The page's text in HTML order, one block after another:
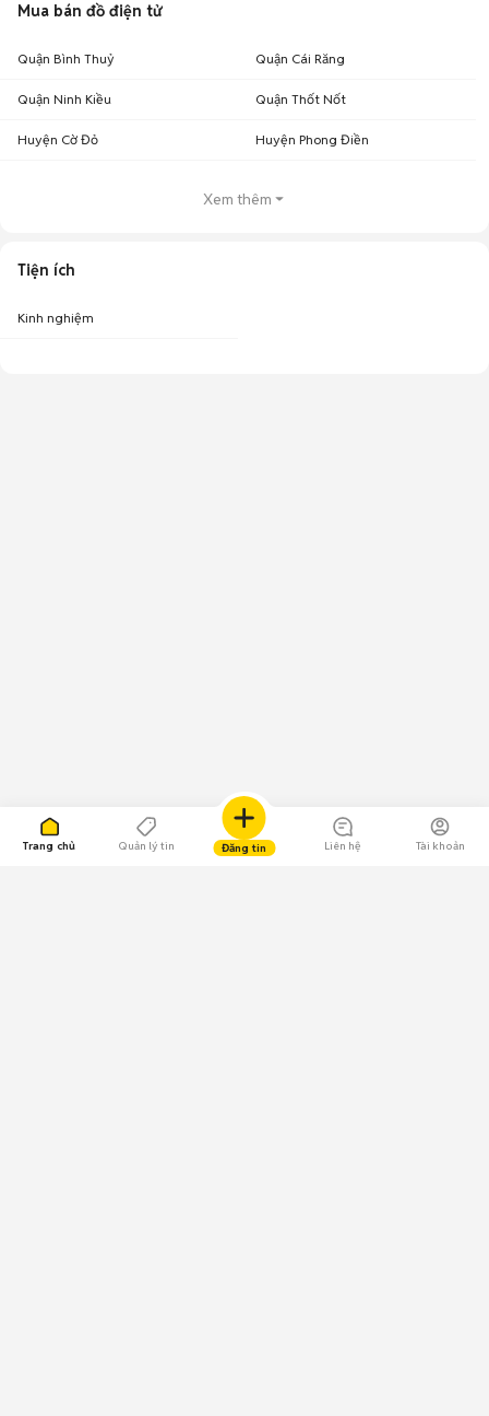
Trang chủ Quản lý tin Đăng tin Liên hệ Tài khoản
Mua bán đồ điện tử
Quận Bình Thuỷ Quận Cái Răng
Quận Ninh Kiều Quận Thốt Nốt
Huyện Cờ Đỏ Huyện Phong Điền
Xem thêm
Tiện ích
Kinh nghiệm